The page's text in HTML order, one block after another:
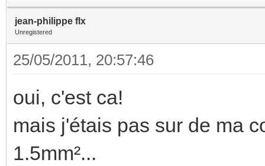
jean-philippe flx
Unregistered
25/05/2011, 20:57:46
oui, c'est ca!
mais j'étais pas sur de ma
1.5mm²...